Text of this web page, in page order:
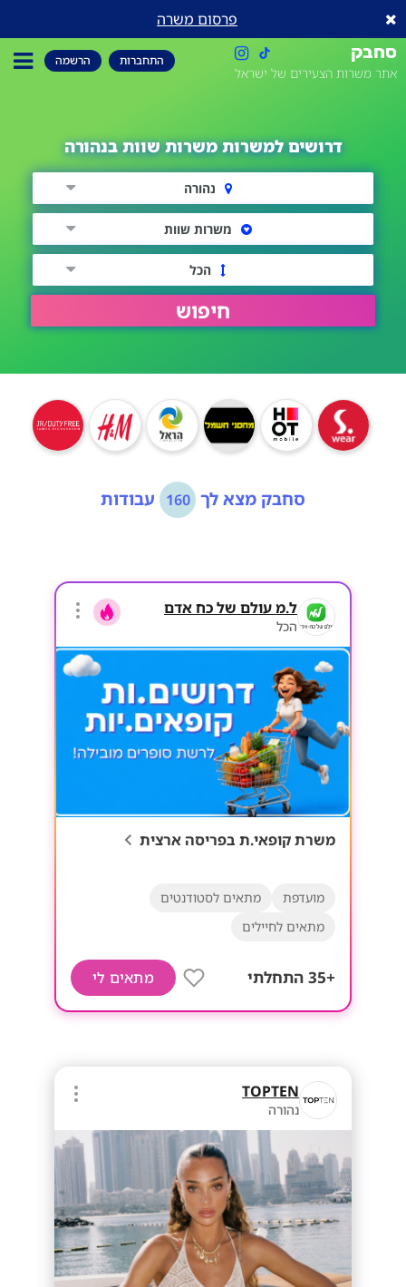
פרסום משרה
סחבק
אתר משרות הצעירים של ישראל
התחברות הרשמה
דרושים למשרות משרות שוות בנהורה
נהורה
משרות שוות
הכל
חיפוש
סחבק מצא לך 160 עבודות
ל.מ עולם של כח אדם
הכל
משרת קופאי.ת בפריסה ארצית
מועדפת
מתאים לסטודנטים
מתאים לחיילים
+35 התחלתי מתאים לי
TOPTEN
נהורה